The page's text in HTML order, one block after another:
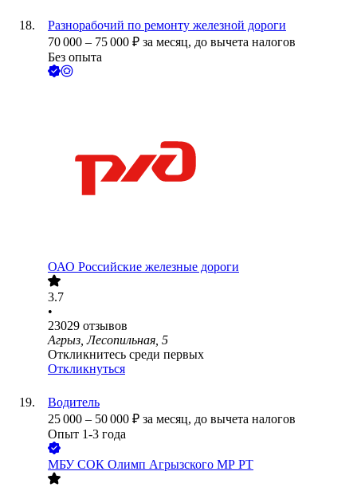
Разнорабочий по ремонту железной дороги
70 000 – 75 000 ₽ за месяц, до вычета налогов
Без опыта
ОАО Российские железные дороги
3.7
•
23029 отзывов
Агрыз, Лесопильная, 5
Откликнитесь среди первых
Откликнуться
Водитель
25 000 – 50 000 ₽ за месяц, до вычета налогов
Опыт 1-3 года
МБУ СОК Олимп Агрызского МР РТ